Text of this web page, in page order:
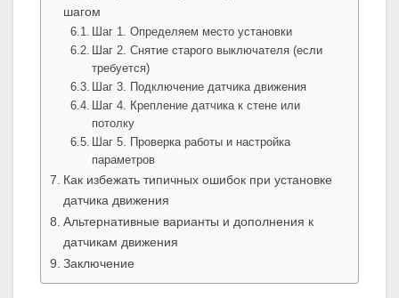
шагом
Шаг 1. Определяем место установки
Шаг 2. Снятие старого выключателя (если
требуется)
Шаг 3. Подключение датчика движения
Шаг 4. Крепление датчика к стене или
потолку
Шаг 5. Проверка работы и настройка
параметров
Как избежать типичных ошибок при установке
датчика движения
Альтернативные варианты и дополнения к
датчикам движения
Заключение